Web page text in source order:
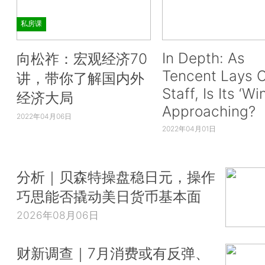
私房课
向松祚：宏观经济70
讲，带你了解国内外
经济大局
2022年04月06日
In Depth: As
Tencent Lays
Staff, Is Its
Approaching?
2022年04月01日
分析｜贝森特操盘稳日元，操作
巧思能否撬动美日货币基本面
2026年08月06日
财新调查｜7月消费或有反弹、